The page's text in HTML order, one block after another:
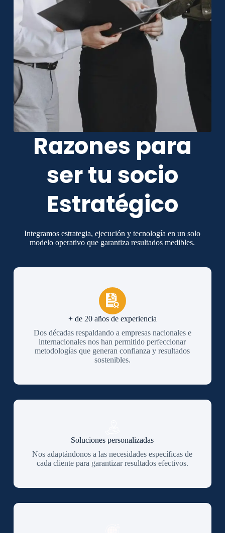
Razones para
ser tu socio
Estratégico
Integramos estrategia, ejecución y tecnología en un solo
modelo operativo que garantiza resultados medibles.
+ de 20 años de experiencia
Dos décadas respaldando a empresas nacionales e
internacionales nos han permitido perfeccionar
metodologías que generan confianza y resultados
sostenibles.
Soluciones personalizadas
Nos adaptándonos a las necesidades específicas de
cada cliente para garantizar resultados efectivos.